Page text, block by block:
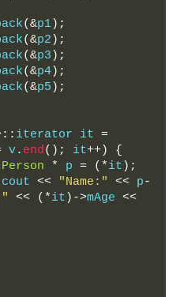
(&p1);
(&p2 );
(&p3 );
(&p4);
(&p5 );
iterator it =
v. end(); it++)
{
Person
* p = (*it );
		cout
<< "Name:" << p-
<< (*it )->mAge <<